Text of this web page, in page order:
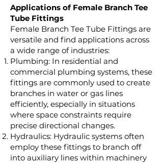
Applications of Female Branch Tee
Tube Fittings
Female Branch Tee Tube Fittings are
versatile and find applications across
a wide range of industries:
Plumbing: In residential and
commercial plumbing systems, these
fittings are commonly used to create
branches in water or gas lines
efficiently, especially in situations
where space constraints require
precise directional changes.
Hydraulics: Hydraulic systems often
employ these fittings to branch off
into auxiliary lines within machinery